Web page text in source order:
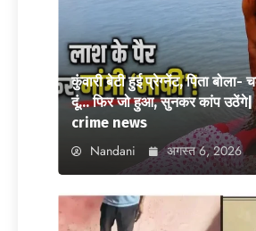
कुंवारी बेटी हुई प्रेग्नेंट, पिता बोला-
दूं… फिर जो हुआ, सुनकर कांप
crime news
Nandani अगस्त 6, 2026